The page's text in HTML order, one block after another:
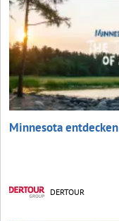
Minnesota entdecken
DERTOUR